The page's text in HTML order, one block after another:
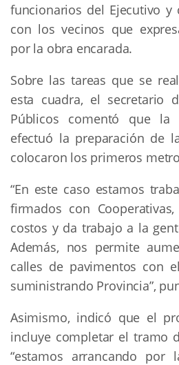
funcionarios del Ejecutivo y
con los vecinos que
por la obra encarada.
Sobre las tareas que se
esta cuadra, el secretario
Públicos comentó que la
efectuó la preparación de
colocaron los primeros
“En este caso estamos
firmados con
costos y da trabajo a la
Además, nos permite
calles de pavimentos con
suministrando Provincia”,
Asimismo, indicó que el
incluye completar el tramo
“estamos arrancando